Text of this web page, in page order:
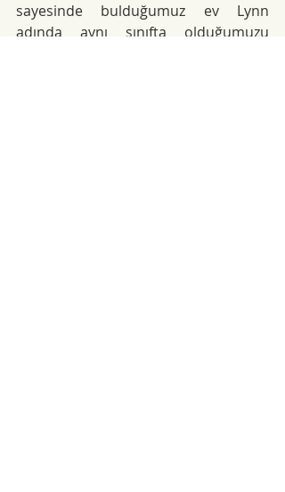
sayesinde bulduğumuz ev Lynn
adında aynı sınıfta olduğumuzu